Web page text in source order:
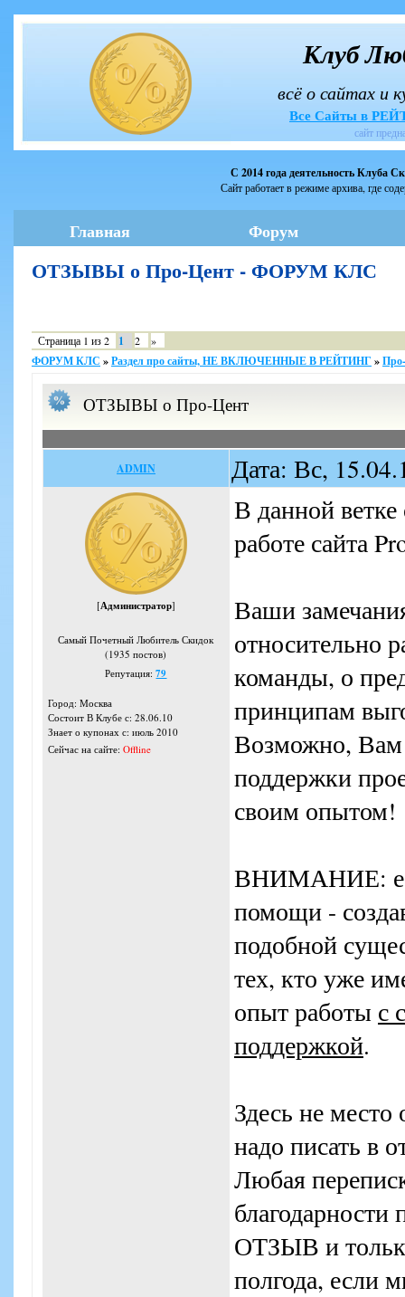
Клуб
всё о сайтах и
Все Сайты в
сайт
С 2014 года деятельность Клуба
Сайт работает в режиме архива, где
Главная Форум
ОТЗЫВЫ о Про-Цент - ФОРУМ КЛС
Страница 1 из2 1 2 »
ФОРУМ КЛС »Раздел про сайты, НЕ ВКЛЮЧЕННЫЕ В РЕЙТИНГ »
ОТЗЫВЫ о Про-Цент
ADMIN Дата: Вс,
[Администратор]
Самый Почетный Любитель Скидок
(1935 постов)
Репутация:79
Город: Москва
Состоит В Клубе с: 28.06.10
Знает о купонах с: июль 2010
Сейчас на сайте: Offline
В данной
работе сайта
Ваши
относительно
команды, о
принципам
Возможно, Вам
поддержки
своим опытом!
ВНИМАНИЕ:
помощи -
подобной
тех, кто уже
опыт работы с
поддержкой.
Здесь не место
надо писать в
Любая
благодарности
ОТЗЫВ и
полгода, если